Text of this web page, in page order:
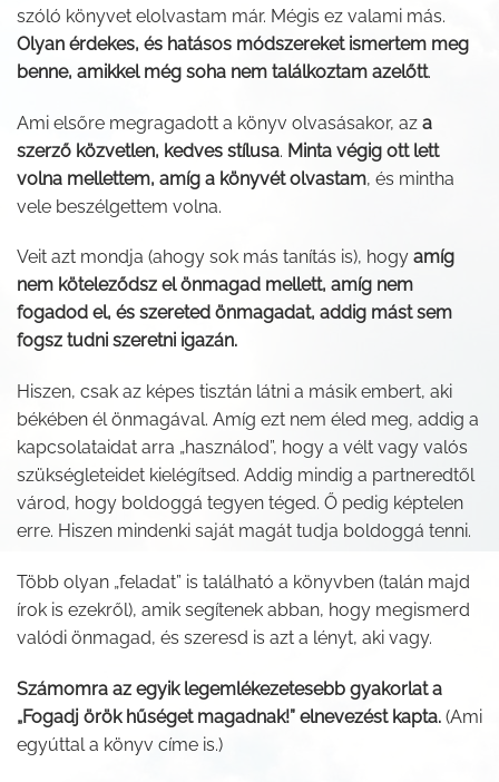
szóló könyvet elolvastam már. Mégis ez valami más.
Olyan érdekes, és hatásos módszereket ismertem meg
benne, amikkel még soha nem találkoztam azelőtt.
Ami elsőre megragadott a könyv olvasásakor, az a
szerző közvetlen, kedves stílusa. Minta végig ott lett
volna mellettem, amíg a könyvét olvastam, és mintha
vele beszélgettem volna.
Veit azt mondja (ahogy sok más tanítás is), hogy amíg
nem köteleződsz el önmagad mellett, amíg nem
fogadod el, és szereted önmagadat, addig mást sem
fogsz tudni szeretni igazán.
Hiszen, csak az képes tisztán látni a másik embert, aki
békében él önmagával. Amíg ezt nem éled meg, addig a
kapcsolataidat arra „használod”, hogy a vélt vagy valós
szükségleteidet kielégítsed. Addig mindig a partneredtől
várod, hogy boldoggá tegyen téged. Ő pedig képtelen
erre. Hiszen mindenki saját magát tudja boldoggá tenni.
Több olyan „feladat” is található a könyvben (talán majd
írok is ezekről), amik segítenek abban, hogy megismerd
valódi önmagad, és szeresd is azt a lényt, aki vagy.
Számomra az egyik legemlékezetesebb gyakorlat a
„Fogadj örök hűséget magadnak!” elnevezést kapta. (Ami
egyúttal a könyv címe is.)